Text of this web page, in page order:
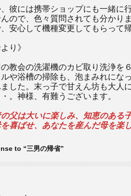
彼には携帯ショップにも一緒に
ので、色々質問されても分かり
安心して機種変更してもらって
り》
教会の洗濯機のカビ取り洗浄を
や浴槽の掃除も、泡まみれにな
した。末っ子で甘えん坊も大人
。神様、有難うございます。
父は大いに楽しみ、知恵のある
喜ばせ、あなたを産んだ母を楽
to “三男の帰省”